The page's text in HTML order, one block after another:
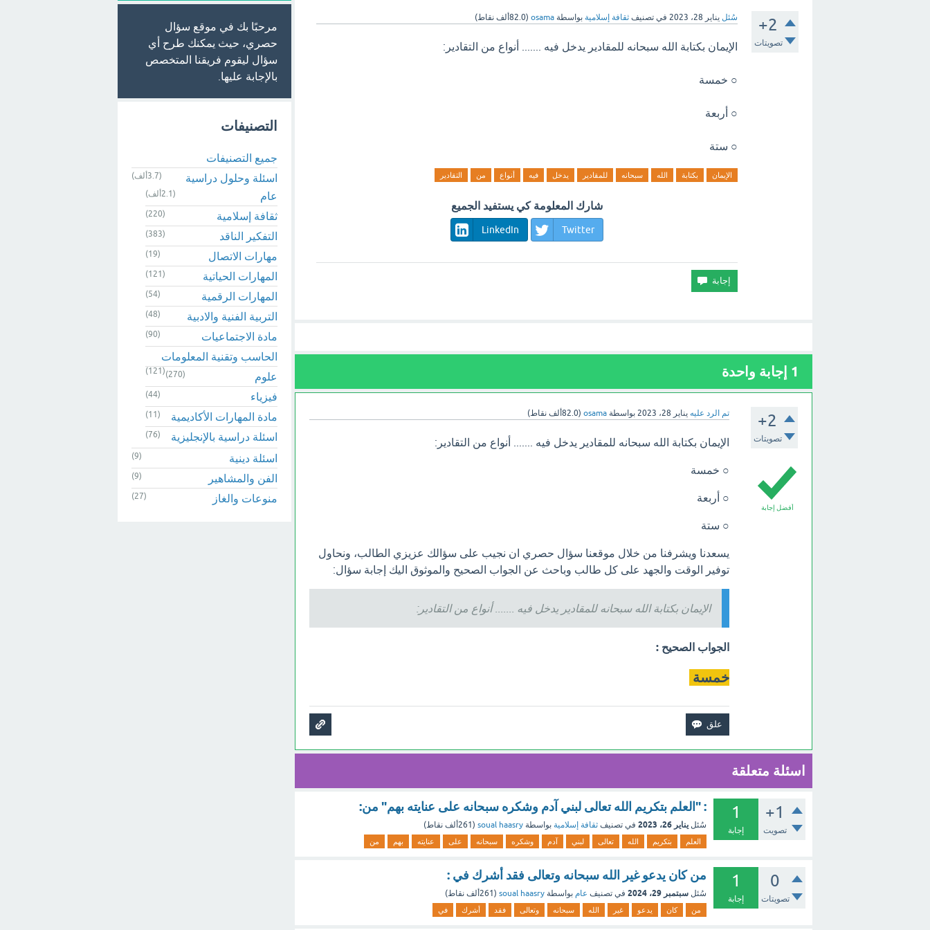
+2
تصويتات
سُئل يناير 28، 2023 في تصنيف ثقافة إسلامية بواسطة osama
(82.0ألف نقاط)
الإيمان بكتابة الله سبحانه للمقادير يدخل فيه ....... أنواع من التقادير:
○ خمسة
○ أربعة
○ ستة
الإيمان بكتابة الله سبحانه للمقادير يدخل فيه أنواع من التقادير
شارك المعلومة كي يستفيد الجميع
Twitter
LinkedIn
1 إجابة واحدة
+2
تصويتات
تم الرد عليه يناير 28، 2023 بواسطة osama
(82.0ألف نقاط)
أفضل إجابة
الإيمان بكتابة الله سبحانه للمقادير يدخل فيه ....... أنواع من التقادير:
○ خمسة
○ أربعة
○ ستة
يسعدنا ويشرفنا من خلال موقعنا سؤال حصري ان نجيب على سؤالك عزيزي الطالب، ونحاول
توفير الوقت والجهد على كل طالب وباحث عن الجواب الصحيح والموثوق اليك إجابة سؤال:
الإيمان بكتابة الله سبحانه للمقادير يدخل فيه ....... أنواع من التقادير:
الجواب الصحيح :
خمسة
اسئلة متعلقة
+1
تصويت
1
إجابة
: "العلم بتكريم الله تعالى لبني آدم وشكره سبحانه على عنايته بهم" من:
سُئل يناير 26، 2023 في تصنيف ثقافة إسلامية بواسطة soual haasry
( 261ألف نقاط)
العلم بتكريم الله تعالى لبني آدم وشكره سبحانه على عنايته بهم من
0
تصويتات
1
إجابة
من كان يدعو غير الله سبحانه وتعالى فقد أشرك في :
سُئل سبتمبر 29، 2024 في تصنيف عام بواسطة soual haasry
( 261ألف نقاط)
من كان يدعو غير الله سبحانه وتعالى فقد أشرك في
مرحبًا بك في موقع سؤال
حصري، حيث يمكنك طرح أي
سؤال ليقوم فريقنا المتخصص
بالإجابة عليها.
التصنيفات
جميع التصنيفات
اسئلة وحلول دراسية
(3.7ألف)
عام (2.1ألف)
ثقافة إسلامية (220)
التفكير الناقد (383)
مهارات الاتصال (19)
المهارات الحياتية (121)
المهارات الرقمية (54)
التربية الفنية والادبية (48)
مادة الاجتماعيات (90)
الحاسب وتقنية المعلومات
(121) علوم (270)
فيزياء (44)
مادة المهارات الأكاديمية (11)
اسئلة دراسية بالإنجليزية (76)
اسئلة دينية (9)
الفن والمشاهير (9)
منوعات والغاز (27)